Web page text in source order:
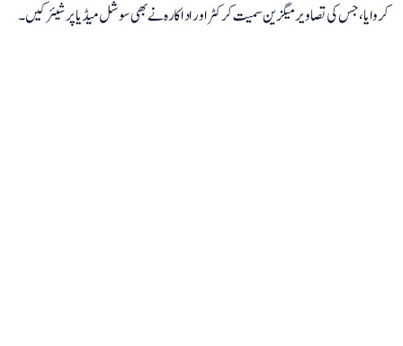
کروایا، جس کی تصاویر میگزین سمیت کرکٹر اور اداکارہ نے بھی سوشل میڈیا پر شیئر کیں۔